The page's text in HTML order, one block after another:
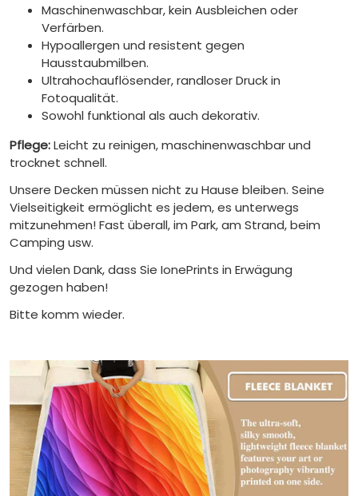
Maschinenwaschbar, kein Ausbleichen oder
Verfärben.
Hypoallergen und resistent gegen
Hausstaubmilben.
Ultrahochauflösender, randloser Druck in
Fotoqualität.
Sowohl funktional als auch dekorativ.
Pflege:Leicht zu reinigen, maschinenwaschbar und
trocknet schnell.
Unsere Decken müssen nicht zu Hause bleiben. Seine
Vielseitigkeit ermöglicht es jedem, es unterwegs
mitzunehmen! Fast überall, im Park, am Strand, beim
Camping usw.
Und vielen Dank, dass Sie IonePrints in Erwägung
gezogen haben!
Bitte komm wieder.